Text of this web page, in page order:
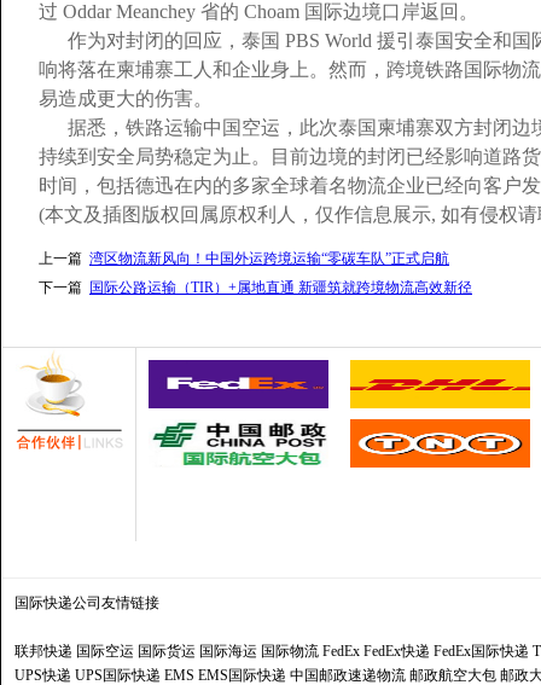
过 Oddar Meanchey 省的 Choam 国际边境口岸返回。
作为对封闭的回应，泰国 PBS World 援引泰国安全和国
响将落在柬埔寨工人和企业身上。然而，跨境铁路国际物
易造成更大的伤害。
据悉，铁路运输中国空运，此次泰国柬埔寨双方封闭
持续到安全局势稳定为止。目前边境的封闭已经影响道路
时间，包括德迅在内的多家全球着名物流企业已经向客户
(本文及插图版权回属原权利人，仅作信息展示, 如有侵权
上一篇 湾区物流新风向！中国外运跨境运输“零碳车队”正式启航
下一篇 国际公路运输（TIR）+属地直通 新疆筑就跨境物流高效新径
国际快递公司 友情链接
联邦快递 国际空运 国际货运 国际海运 国际物流 FedEx FedEx快递 FedEx国际快递
UPS快递 UPS国际快递 EMS EMS国际快递 中国邮政速递物流 邮政航空大包 邮政